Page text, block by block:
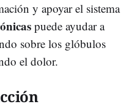
y apoyar el sistema
puede ayudar a
sobre los glóbulos
el dolor.